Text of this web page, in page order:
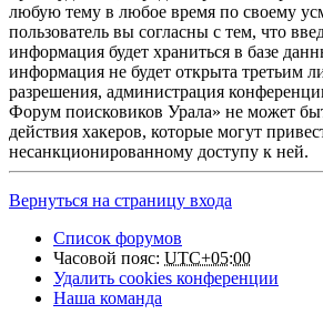
любую тему в любое время по своему
пользователь вы согласны с тем, что
информация будет храниться в базе
информация не будет открыта третьим
разрешения, администрация
Форум поисковиков Урала» не может
действия хакеров, которые могут
несанкционированному доступу к ней.
Вернуться на страницу входа
Список форумов
Часовой пояс: UTC+05:00
Удалить cookies конференции
Наша команда